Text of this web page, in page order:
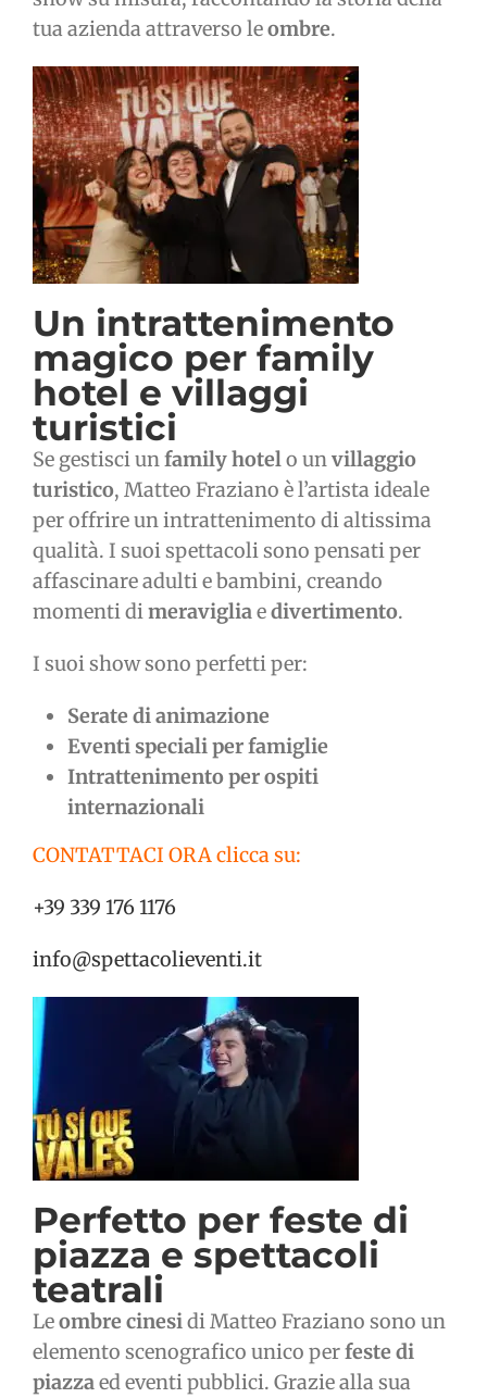
tua azienda attraverso leombre.
Un intrattenimento
magico per family
hotel e villaggi
turistici
Se gestisci unfamily hotelo unvillaggio
turistico, Matteo Fraziano è l’artista ideale
per offrire un intrattenimento di altissima
qualità. I suoi spettacoli sono pensati per
affascinare adulti e bambini, creando
momenti dimeravigliaedivertimento.
I suoi show sono perfetti per:
Serate di animazione
Eventi speciali per famiglie
Intrattenimento per ospiti
internazionali
CONTATTACI ORA clicca su:
+39 339 176 1176
info@spettacolieventi.it
Perfetto per feste di
piazza e spettacoli
teatrali
Leombre cinesidi Matteo Fraziano sono un
elemento scenografico unico perfeste di
piazzaed eventi pubblici. Grazie alla sua